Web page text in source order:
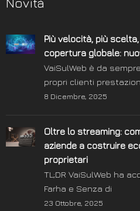
Più velocità, più
copertura globale:
VaiSulWeb è da
propri clienti
8 Dicembre, 2025
Oltre lo streaming:
aziende a costruire
proprietari
TL;DR VaiSulWeb ha
Farha e Senza di
23 Ottobre, 2025